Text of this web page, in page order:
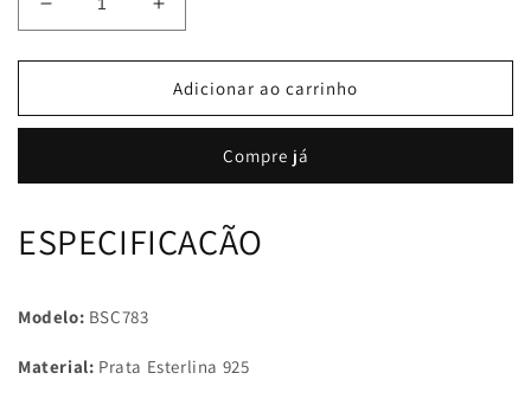
Diminuir
a
quantidade
Berloque
Gatinho
Aumentar
a
quantidade
de
Berloque
Gatinho
Adicionar ao carrinho
Compre já
ESPECIFICAÇÃO
Modelo: BSC783
Material: Prata Esterlina 925